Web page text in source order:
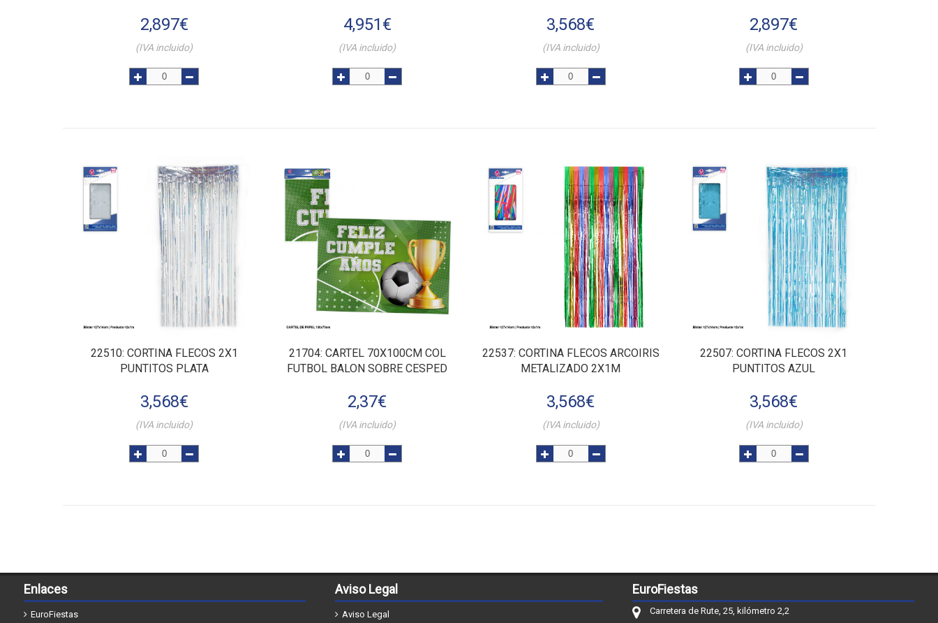
2,897€
(IVA incluido)
4,951€
(IVA incluido)
3,568€
(IVA incluido)
2,897€
(IVA incluido)
22510: CORTINA FLECOS 2X1
PUNTITOS PLATA
3,568€
(IVA incluido)
21704: CARTEL 70X100CM COL
FUTBOL BALON SOBRE CESPED
2,37€
(IVA incluido)
22537: CORTINA FLECOS ARCOIRIS
METALIZADO 2X1M
3,568€
(IVA incluido)
22507: CORTINA FLECOS 2X1
PUNTITOS AZUL
3,568€
(IVA incluido)
Enlaces
EuroFiestas
Aviso Legal
Aviso Legal
EuroFiestas
Carretera de Rute, 25, kilómetro 2,2